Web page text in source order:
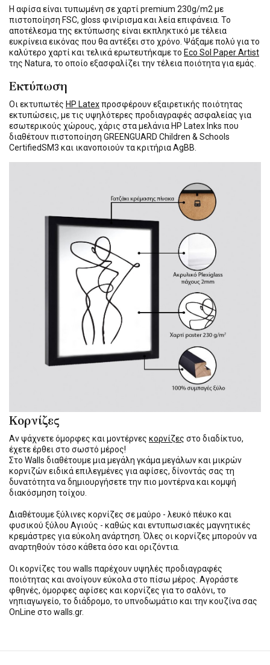
Η αφίσα είναι τυπωμένη σε χαρτί premium 230g/m2 με
πιστοποίηση FSC, gloss φινίρισμα και λεία επιφάνεια. Το
αποτέλεσμα της εκτύπωσης είναι εκπληκτικό με τέλεια
ευκρίνεια εικόνας που θα αντέξει στο χρόνο. Ψάξαμε πολύ για το
καλύτερο χαρτί και τελικά ερωτευτήκαμε το Eco Sol Paper Artist
της Natura, το οποίο εξασφαλίζει την τέλεια ποιότητα για εμάς.
Εκτύπωση
Οι εκτυπωτές HP Latexπροσφέρουν εξαιρετικής ποιότητας
εκτυπώσεις, με τις υψηλότερες προδιαγραφές ασφαλείας για
εσωτερικούς χώρους, χάρις στα μελάνια HP Latex Inks που
διαθέτουν πιστοποίηση GREENGUARD Children & Schools
CertifiedSM3 και ικανοποιούν τα κριτήρια AgBB.
Κορνίζες
Αν ψάχνετε όμορφες και μοντέρνες κορνίζες στο διαδίκτυο,
έχετε έρθει στο σωστό μέρος!
Στο Walls διαθέτουμε μια μεγάλη γκάμα μεγάλων και μικρών
κορνιζών ειδικά επιλεγμένες για αφίσες, δίνοντάς σας τη
δυνατότητα να δημιουργήσετε την πιο μοντέρνα και κομψή
διακόσμηση τοίχου.
Διαθέτουμε ξύλινες κορνίζες σε μαύρο - λευκό πέυκο και
φυσικού ξύλου Αγιούς - καθώς και εντυπωσιακές μαγνητικές
κρεμάστρες για εύκολη ανάρτηση. Όλες οι κορνίζες μπορούν να
αναρτηθούν τόσο κάθετα όσο και οριζόντια.
Οι κορνίζες του walls παρέχουν υψηλές προδιαγραφές
ποιότητας και ανοίγουν εύκολα στο πίσω μέρος. Αγοράστε
φθηνές, όμορφες αφίσες και κορνίζες για το σαλόνι, το
νηπιαγωγείο, το διάδρομο, το υπνοδωμάτιο και την κουζίνα σας
OnLine στο walls.gr.